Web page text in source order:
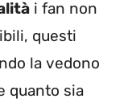
i fan non
questi
la vedono
quanto sia